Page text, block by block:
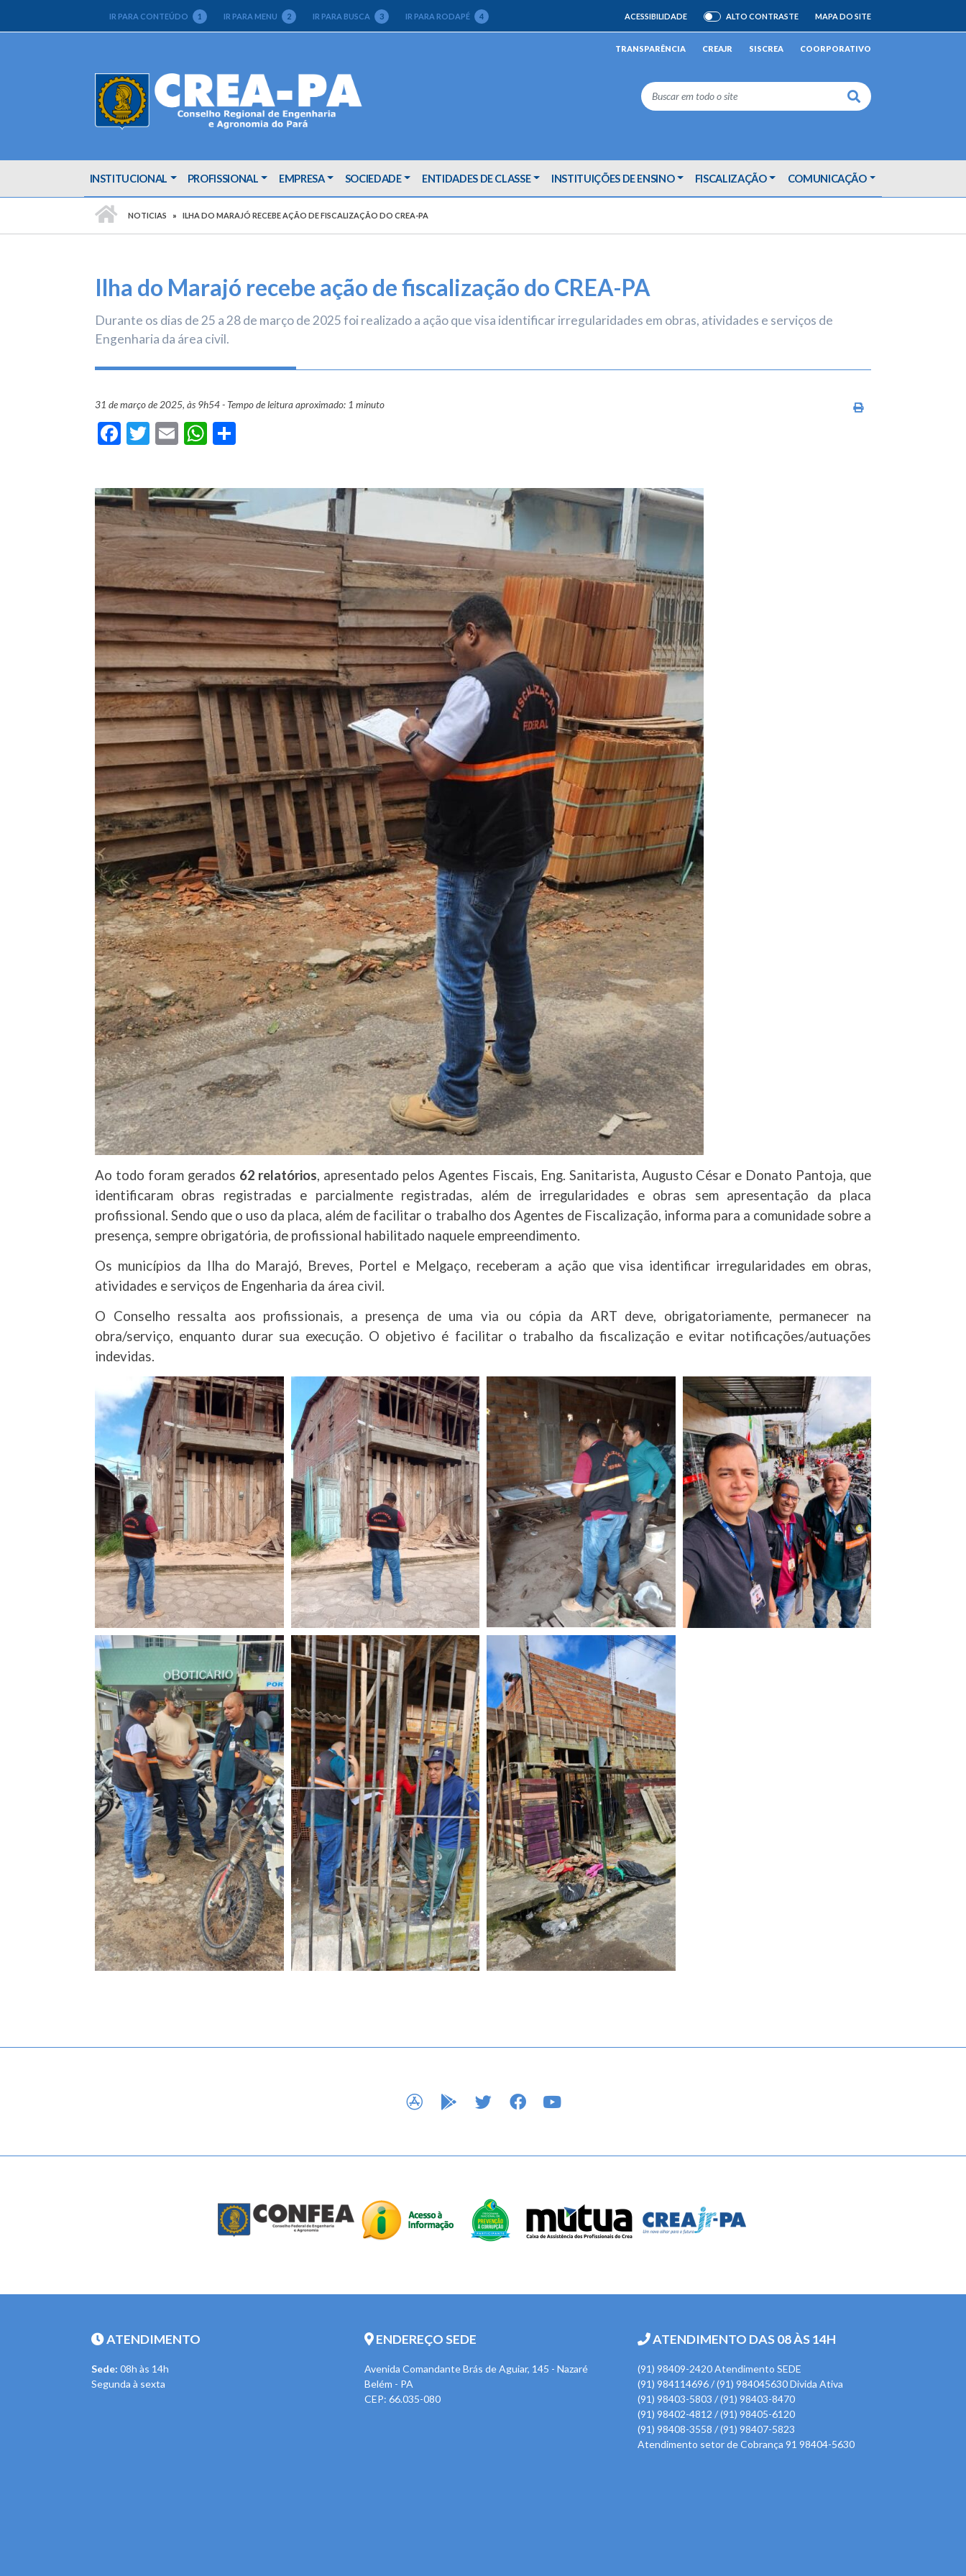
IR PARA CONTEÚDO 1 IR PARA MENU 2 IR PARA BUSCA 3 IR PARA RODAPÉ 4 ACESSIBILIDADE ATIVAR/DESATIVAR
ALTO CONTRASTE MAPA DO SITE
TRANSPARÊNCIA CREAJR SISCREA COORPORATIVO
Buscar
INSTITUCIONAL PROFISSIONAL EMPRESA SOCIEDADE ENTIDADES DE CLASSE INSTITUIÇÕES DE ENSINO FISCALIZAÇÃO COMUNICAÇÃO
NOTICIAS ILHA DO MARAJÓ RECEBE AÇÃO DE FISCALIZAÇÃO DO CREA-PA
Ilha do Marajó recebe ação de fiscalização do CREA-PA
Durante os dias de 25 a 28 de março de 2025 foi realizado a ação que visa identificar irregularidades em obras, atividades e serviços de
Engenharia da área civil.
Imprimir conteúdo
31 de março de 2025, às 9h54 - Tempo de leitura aproximado: 1 minuto
Facebook
Twitter
EmailWhatsApp
Ao todo foram gerados 62 relatórios, apresentado pelos Agentes Fiscais, Eng. Sanitarista, Augusto César e Donato Pantoja, que
identificaram obras registradas e parcialmente registradas, além de irregularidades e obras sem apresentação da placa
profissional. Sendo que o uso da placa, além de facilitar o trabalho dos Agentes de Fiscalização, informa para a comunidade sobre a
presença, sempre obrigatória, de profissional habilitado naquele empreendimento.
Os municípios da Ilha do Marajó, Breves, Portel e Melgaço, receberam a ação que visa identificar irregularidades em obras,
atividades e serviços de Engenharia da área civil.
O Conselho ressalta aos profissionais, a presença de uma via ou cópia da ART deve, obrigatoriamente, permanecer na
obra/serviço, enquanto durar sua execução. O objetivo é facilitar o trabalho da fiscalização e evitar notificações/autuações
indevidas.
APP STOREGOOGLE PLAY
TWITTERFACEBOOK
ATENDIMENTO
Sede: 08h às 14h
Segunda à sexta
ENDEREÇO SEDE
Avenida Comandante Brás de Aguiar, 145 - Nazaré
Belém - PA
CEP: 66.035-080
ATENDIMENTO DAS 08 ÀS 14H
(91) 98409-2420 Atendimento SEDE
(91) 984114696 / (91) 984045630 Divida Ativa
(91) 98403-5803 / (91) 98403-8470
(91) 98402-4812 / (91) 98405-6120
(91) 98408-3558 / (91) 98407-5823
Atendimento setor de Cobrança 91 98404-5630